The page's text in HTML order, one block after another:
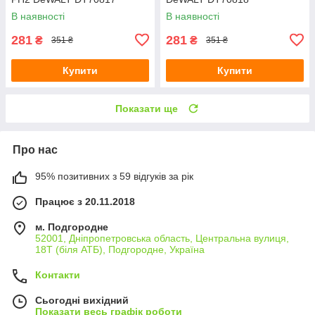
В наявності
281 ₴ 351 ₴
Купити
В наявності
281 ₴ 351 ₴
Купити
Показати ще
Про нас
95% позитивних з 59 відгуків за рік
Працює з 20.11.2018
м. Подгородне
52001, Дніпропетровська область, Центральна вулиця,
18Т (біля АТБ), Подгородне, Україна
Контакти
Сьогодні вихідний
Показати весь графік роботи